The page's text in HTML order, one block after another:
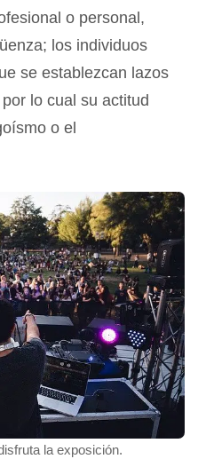
o personal,
los individuos
se establezcan lazos
lo cual su actitud
o el
la exposición.